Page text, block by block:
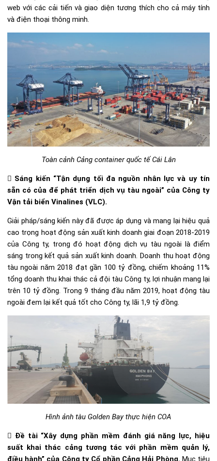
web với các cải tiến và giao diện tương thích cho cả máy tính
và điện thoại thông minh.
Toàn cảnh Cảng container quốc tế Cái Lân
 Sáng kiến “Tận dụng tối đa nguồn nhân lực và uy tín
sẵn có của để phát triển dịch vụ tàu ngoài” của Công ty
Vận tải biển Vinalines (VLC).
Giải pháp/sáng kiến này đã được áp dụng và mang lại hiệu quả
cao trọng hoạt động sản xuất kinh doanh giai đoạn 2018-2019
của Công ty, trong đó hoạt động dịch vụ tàu ngoài là điểm
sáng trong kết quả sản xuất kinh doanh. Doanh thu hoạt động
tàu ngoài năm 2018 đạt gần 100 tỷ đồng, chiếm khoảng 11%
tổng doanh thu khai thác cả đội tàu Công ty, lợi nhuận mang lại
trên 10 tỷ đồng. Trong 9 tháng đầu năm 2019, hoạt động tàu
ngoài đem lại kết quả tốt cho Công ty, lãi 1,9 tỷ đồng.
Hình ảnh tàu Golden Bay thực hiện COA
 Đề tài “Xây dựng phần mềm đánh giá năng lực, hiệu
suất khai thác cảng tương tác với phần mềm quản lý,
điều hành” của Công ty Cổ phần Cảng Hải Phòng. Mục tiêu